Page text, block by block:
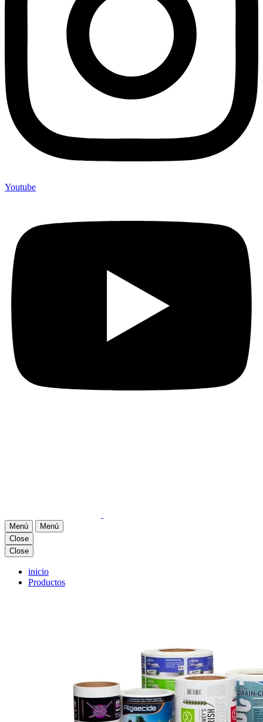
Youtube
Menú
Menú
Close
Close
inicio
Productos